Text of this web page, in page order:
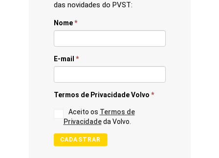
das novidades do PVST:
Nome*
E-mail *
Termos de Privacidade Volvo *
Aceito os Termos de
Privacidadeda Volvo.
CADASTRAR